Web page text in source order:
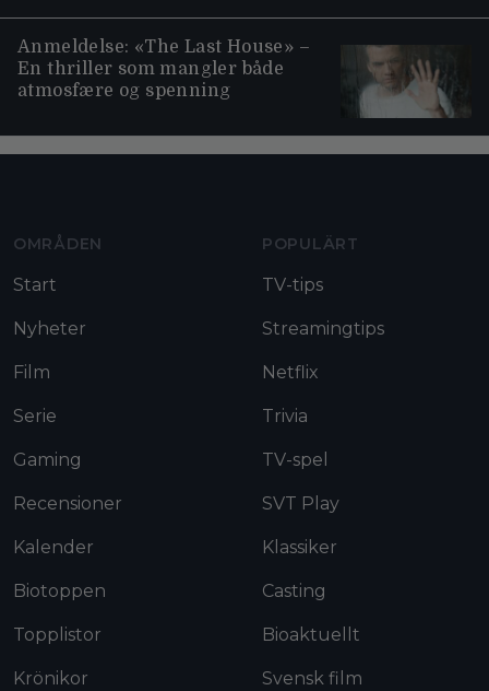
Anmeldelse: «The Last House» –
En thriller som mangler både
atmosfære og spenning
OMRÅDEN
Start
Nyheter
Film
Serie
Gaming
Recensioner
Kalender
Biotoppen
Topplistor
Krönikor
POPULÄRT
TV-tips
Streamingtips
Netflix
Trivia
TV-spel
SVT Play
Klassiker
Casting
Bioaktuellt
Svensk film